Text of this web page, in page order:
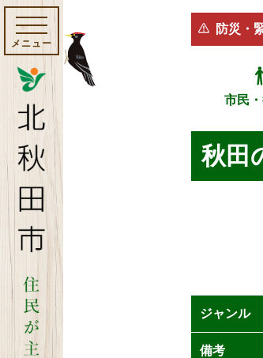
メニュー
防災・
市民
秋田
ジャンル
備考